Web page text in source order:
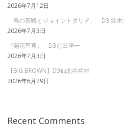
2026年7月12日
「春の茶鱒とジョイントダリア」 D3 鈴木
2026年7月3日
『開花宣言』 D3前田洋一
2026年7月3日
【BIG BROWN】D3仙北谷祐輔
2026年6月29日
Recent Comments